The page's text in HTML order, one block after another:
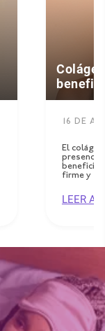
16 DE
El
presencia
firme y
LEER